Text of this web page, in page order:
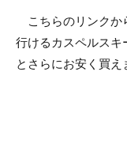
こちらのリンクか
行けるカスペルスキ
とさらにお安く買え